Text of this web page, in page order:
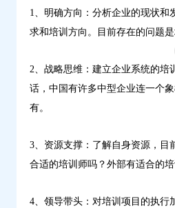
1、明确方向：分析企业的现状和
求和培训方向。目前存在的问题
2、战略思维：建立企业系统的培
话，中国有许多中型企业连一个
有。
3、资源支撑：了解自身资源，目
合适的培训师吗？外部有适合的
4、领导带头：对培训项目的执行